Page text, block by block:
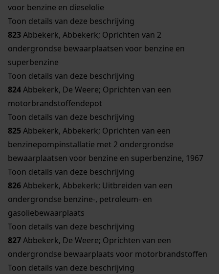
voor benzine en dieselolie
Toon details van deze beschrijving
823Abbekerk, Abbekerk; Oprichten van 2
ondergrondse bewaarplaatsen voor benzine en
superbenzine
Toon details van deze beschrijving
824Abbekerk, De Weere; Oprichten van een
motorbrandstoffendepot
Toon details van deze beschrijving
825Abbekerk, Abbekerk; Oprichten van een
benzinepompinstallatie met 2 ondergrondse
bewaarplaatsen voor benzine en superbenzine, 1967
Toon details van deze beschrijving
826Abbekerk, Abbekerk; Uitbreiden van een
ondergrondse benzine-, petroleum- en
gasoliebewaarplaats
Toon details van deze beschrijving
827Abbekerk, De Weere; Oprichten van een
ondergrondse bewaarplaats voor motorbrandstoffen
Toon details van deze beschrijving